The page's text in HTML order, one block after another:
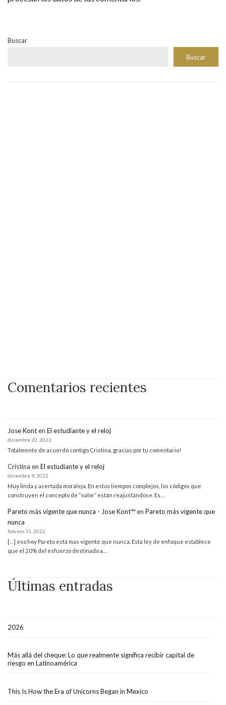
Buscar
Buscar
Comentarios recientes
Jose Konten El estudiante y el reloj
diciembre 20, 2022
Totalmente de acuerdo contigo Cristina, gracias por tu comentario!
Cristina en El estudiante y el reloj
diciembre 9, 2022
Muy linda y acertada moraleja. En estos tiempos complejos, los códigos que
construyen el concepto de “valor” están reajustándose. Es…
Pareto más vigente que nunca - Jose Kont™en Pareto más vigente que
nunca
febrero 15, 2022
[…] eso hoy Pareto está mas vigente que nunca. Esta ley de enfoque establece
que el 20% del esfuerzo destinado a…
Últimas entradas
2026
Más allá del cheque: Lo que realmente significa recibir capital de
riesgo en Latinoamérica
This Is How the Era of Unicorns Began in Mexico